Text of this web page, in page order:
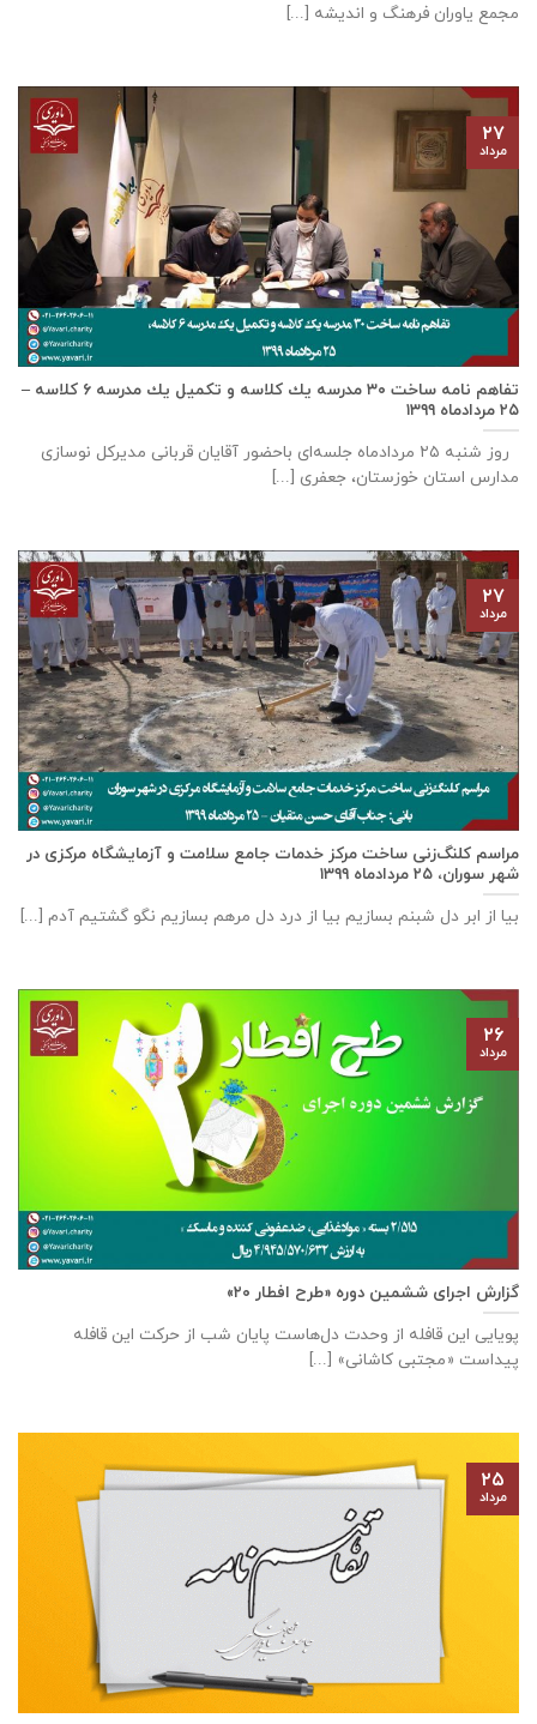
مجمع یاوران فرهنگ و اندیشه [...]
تفاهم نامه ساخت ٣٠ مدرسه يك كلاسه و تكميل يك مدرسه ٦ كلاسه –
۲۵ مردادماه ۱۳۹۹
روز شنبه ۲۵ مردادماه جلسه‌ای باحضور آقايان قربانی مديركل نوسازی
مدارس استان خوزستان، جعفری [...]
۲۷
مرداد
مراسم کلنگ‌زنی ساخت مرکز خدمات جامع سلامت و آزمایشگاه مرکزی در
شهر سوران، ۲۵ مردادماه ۱۳۹۹
بیا از ابر دل شبنم بسازیم بیا از درد دل مرهم بسازیم نگو گشتیم آدم [...]
۲۷
مرداد
گزارش اجرای ششمین دوره «طرح افطار ۲۰»
پویایی این قافله از وحدت دل‌هاست پایان شب از حرکت این قافله
پیداست «مجتبی کاشانی» [...]
۲۶
مرداد
۲۵
مرداد